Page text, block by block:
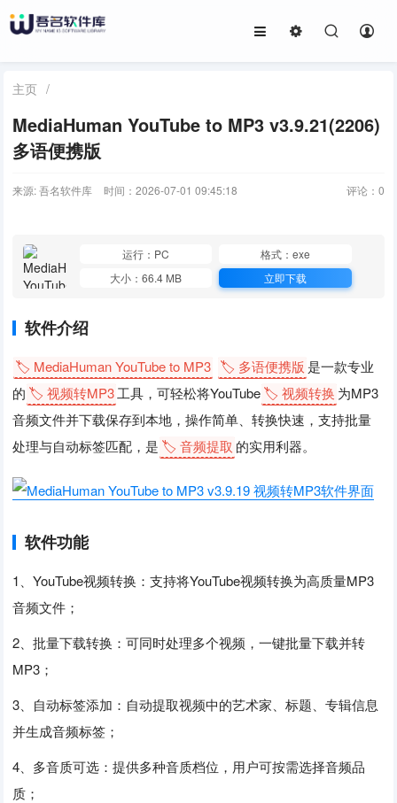
主页 /
MediaHuman YouTube to MP3 v3.9.21(2206)
多语便携版
来源: 吾名软件库 时间：2026-07-01 09:45:18 评论： 0
运行：PC
格式：exe
大小：66.4 MB
立即下载
软件介绍
🏷️ MediaHuman YouTube to MP3 🏷️ 多语便携版 是一款专业
的 🏷️ 视频转MP3工具，可轻松将YouTube🏷️ 视频转换 为MP3
音频文件并下载保存到本地，操作简单、转换快速，支持批量
处理与自动标签匹配，是 🏷️ 音频提取 的实用利器。
软件功能
1、YouTube视频转换：支持将YouTube视频转换为高质量MP3
音频文件；
2、批量下载转换：可同时处理多个视频，一键批量下载并转
MP3；
3、自动标签添加：自动提取视频中的艺术家、标题、专辑信息
并生成音频标签；
4、多音质可选：提供多种音质档位，用户可按需选择音频品
质；